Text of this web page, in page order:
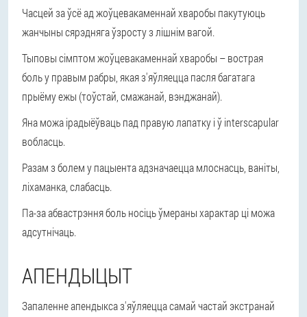
Часцей за ўсё ад жоўцевакаменнай хваробы пакутуюць
жанчыны сярэдняга ўзросту з лішнім вагой.
Тыповы сімптом жоўцевакаменнай хваробы – вострая
боль у правым рабры, якая з'яўляецца пасля багатага
прыёму ежы (тоўстай, смажанай, вэнджанай).
Яна можа ірадыёўваць пад правую лапатку і ў interscapular
вобласць.
Разам з болем у пацыента адзначаецца млоснасць, ваніты,
ліхаманка, слабасць.
Па-за абвастрэння боль носіць ўмераны характар ці можа
адсутнічаць.
АПЕНДЫЦЫТ
Запаленне апендыкса з'яўляецца самай частай экстранай